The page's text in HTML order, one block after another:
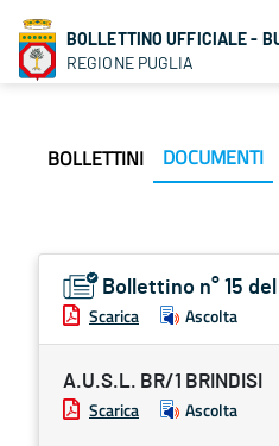
BOLLETTINO UFFICIALE -
REGIONE PUGLIA
BOLLETTINI DOCUMENTI
Bollettino n° 15
Scarica Ascolta
A.U.S.L. BR/1 BRINDISI
Scarica Ascolta